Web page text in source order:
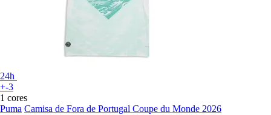
24h
+-3
1 cores
Puma Camisa de Fora de Portugal Coupe du Monde 2026